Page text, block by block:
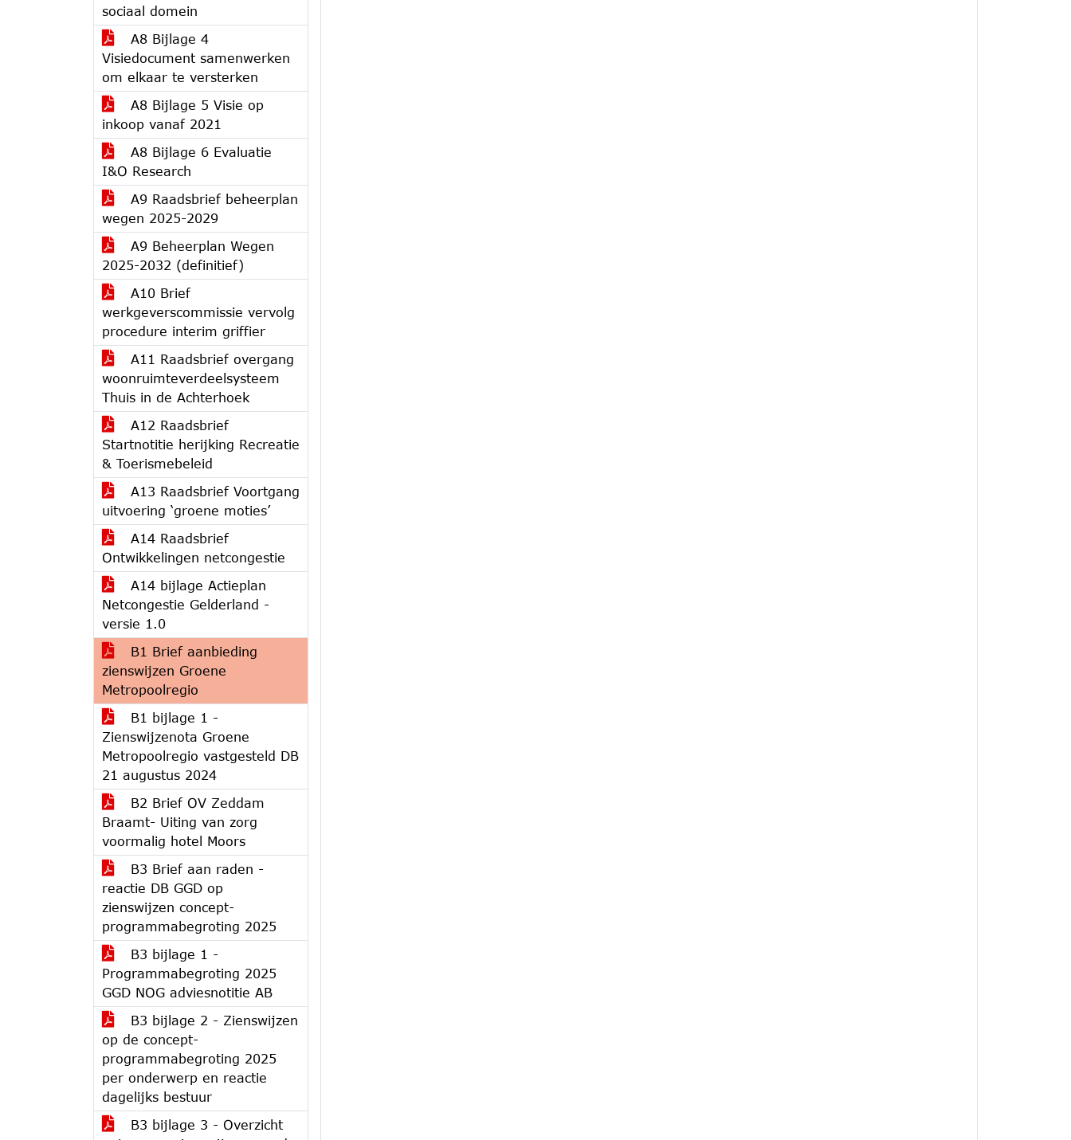
sociaal domein
A8 Bijlage 4
Visiedocument samenwerken
om elkaar te versterken
A8 Bijlage 5 Visie op
inkoop vanaf 2021
A8 Bijlage 6 Evaluatie
I&O Research
A9 Raadsbrief beheerplan
wegen 2025-2029
A9 Beheerplan Wegen
2025-2032 (definitief)
A10 Brief
werkgeverscommissie vervolg
procedure interim griffier
A11 Raadsbrief overgang
woonruimteverdeelsysteem
Thuis in de Achterhoek
A12 Raadsbrief
Startnotitie herijking Recreatie
& Toerismebeleid
A13 Raadsbrief Voortgang
uitvoering ‘groene moties’
A14 Raadsbrief
Ontwikkelingen netcongestie
A14 bijlage Actieplan
Netcongestie Gelderland -
versie 1.0
B1 Brief aanbieding
zienswijzen Groene
Metropoolregio
B1 bijlage 1 -
Zienswijzenota Groene
Metropoolregio vastgesteld DB
21 augustus 2024
B2 Brief OV Zeddam
Braamt- Uiting van zorg
voormalig hotel Moors
B3 Brief aan raden -
reactie DB GGD op
zienswijzen concept-
programmabegroting 2025
B3 bijlage 1 -
Programmabegroting 2025
GGD NOG adviesnotitie AB
B3 bijlage 2 - Zienswijzen
op de concept-
programmabegroting 2025
per onderwerp en reactie
dagelijks bestuur
B3 bijlage 3 - Overzicht